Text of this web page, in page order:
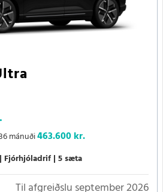
mánuði463.600 kr.
Fjórhjóladrif 5 sæta
Til afgreiðslu september 2026